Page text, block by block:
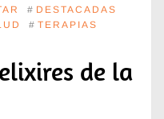
# DESTACADAS
# TERAPIAS
de la